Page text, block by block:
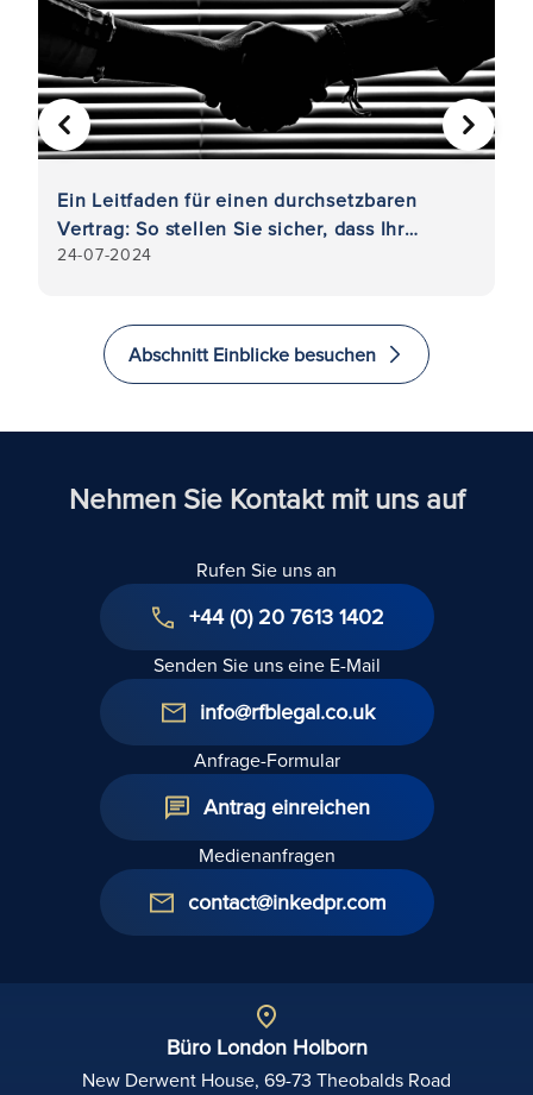
Ein Leitfaden für einen durchsetzbaren
Vertrag: So stellen Sie sicher, dass Ihr
Geschäftsvertrag rechtlich bindend ist
24-07-2024
VORHERIGE WEITER
Abschnitt Einblicke besuchen
Nehmen Sie Kontakt mit uns auf
Rufen Sie uns an
+44 (0) 20 7613 1402
Senden Sie uns eine E-Mail
info@rfblegal.co.uk
Anfrage-Formular
Antrag einreichen
Medienanfragen
contact@inkedpr.com
Büro London Holborn
New Derwent House, 69-73 Theobalds Road